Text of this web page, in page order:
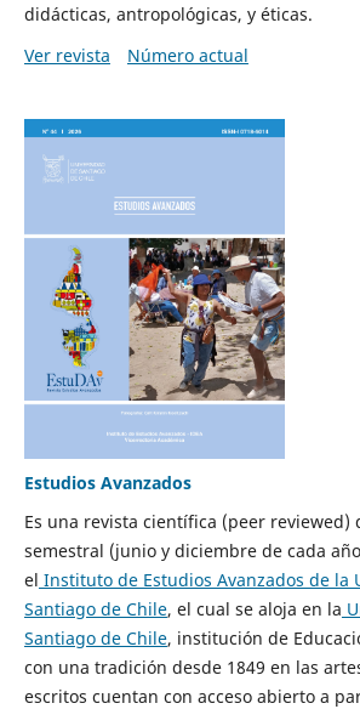
didácticas, antropológicas, y éticas.
Ver revista
Número actual
Estudios Avanzados
Es una revista científica (peer reviewed)
semestral (junio y diciembre de cada
el Instituto de Estudios Avanzados de la
Santiago de Chile, el cual se aloja en la
Santiago de Chile, institución de
con una tradición desde 1849 en las
escritos cuentan con acceso abierto a